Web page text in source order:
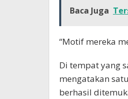
Baca Juga
“Motif mereka
Di tempat yang
mengatakan
berhasil